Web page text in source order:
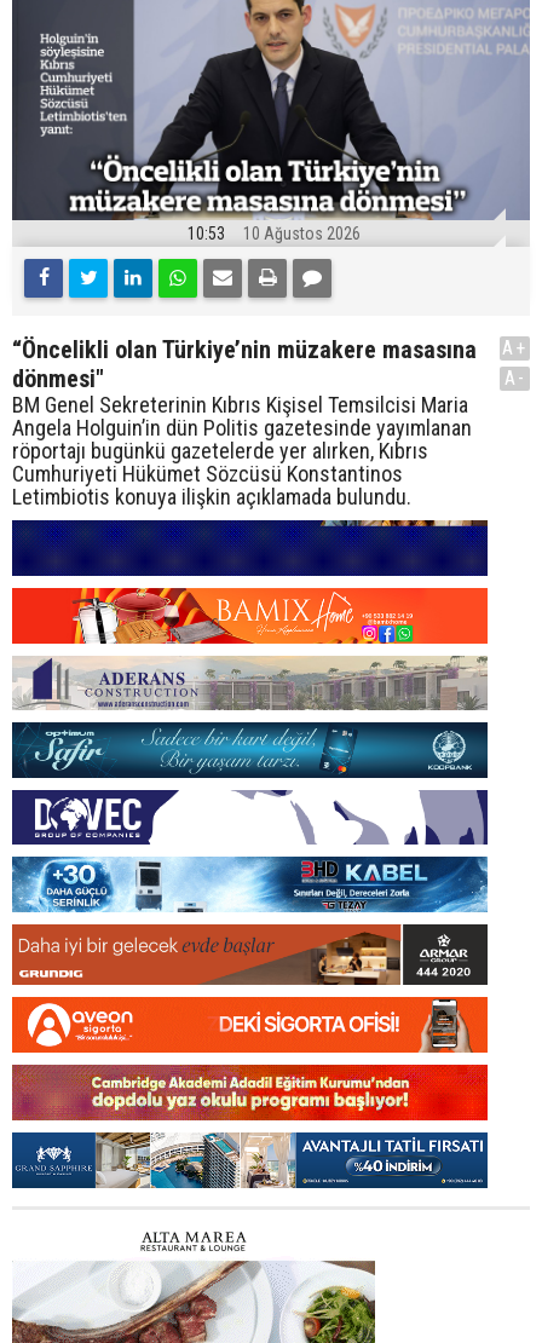
10:53 10 Ağustos 2026
“Öncelikli olan Türkiye’nin müzakere masasına
dönmesi"
BM Genel Sekreterinin Kıbrıs Kişisel Temsilcisi Maria
Angela Holguin’in dün Politis gazetesinde yayımlanan
röportajı bugünkü gazetelerde yer alırken, Kıbrıs
Cumhuriyeti Hükümet Sözcüsü Konstantinos
Letimbiotis konuya ilişkin açıklamada bulundu.
A+
A-